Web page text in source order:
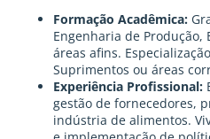
Formação Acadêmica:
Engenharia de
áreas afins.
Suprimentos ou áreas
Experiência Profissional:
gestão de fornecedores,
indústria de alimentos.